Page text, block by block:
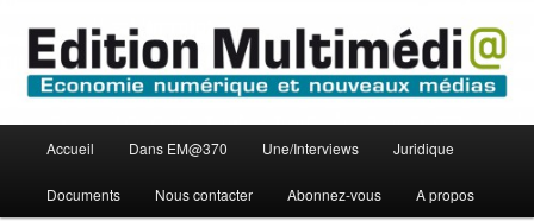
contenu
principal
contenu
secondaire
Edition Multimédi@
principal
Accueil Dans EM@370 Une/Interviews Juridique
Documents Nous contacter Abonnez-vous A propos